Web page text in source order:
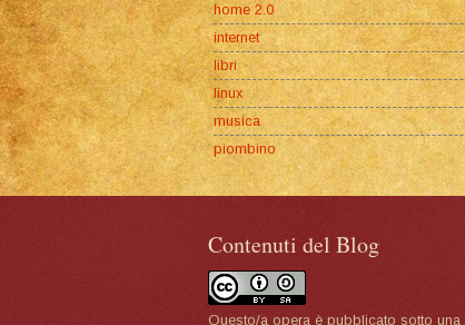
home 2.0
internet
libri
linux
musica
piombino
Contenuti del Blog
Questo/a opera è pubblicato sotto una